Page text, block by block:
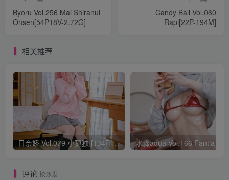
Byoru Vol.256 Mai Shiranui
Onsen[54P18V-2.72G]
Candy Ball Vol.060
Rapi[22P-194M]
相关推荐
日奈娇 Vol.079 小孤独 [134P-1.84GB]
评论 抢沙发